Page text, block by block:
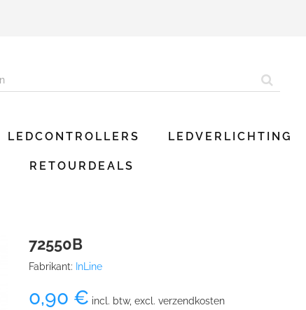
LEDCONTROLLERS LEDVERLICHTING
RETOURDEALS
72550B
Fabrikant: InLine
0,90 € incl. btw, excl. verzendkosten